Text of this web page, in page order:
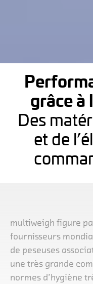
grâce à
Des
et de
multiweigh figure
fournisseurs
de peseuses
une très grande
normes d’hygiène